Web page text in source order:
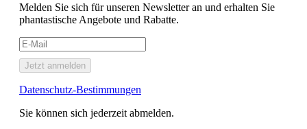
Melden Sie sich für unseren Newsletter an und erhalten Sie
phantastische Angebote und Rabatte.
Jetzt anmelden
Datenschutz-Bestimmungen
Sie können sich jederzeit abmelden.